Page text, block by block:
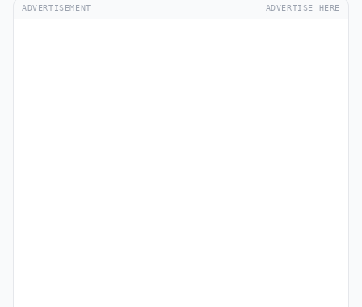
ADVERTISEMENT ADVERTISE HERE